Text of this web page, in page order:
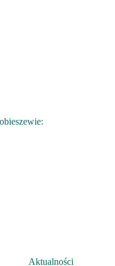
Aktualności